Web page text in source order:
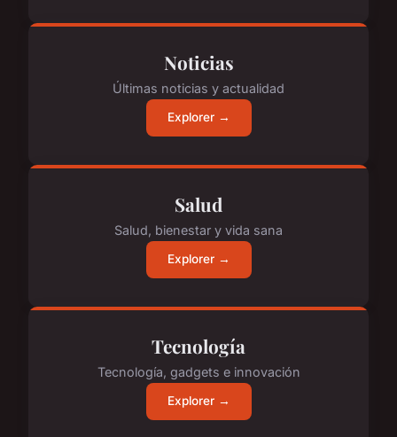
Noticias
Últimas noticias y actualidad
Explorer →
Salud
Salud, bienestar y vida sana
Explorer →
Tecnología
Tecnología, gadgets e innovación
Explorer →